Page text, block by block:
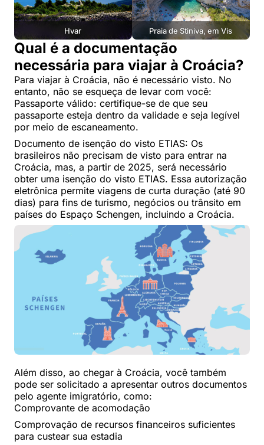
Hvar Praia de Stiniva, em Vis
Qual é a documentação
necessária para viajar à Croácia?
Para viajar à Croácia, não é necessário visto. No
entanto, não se esqueça de levar com você:
Passaporte válido: certifique-se de que seu
passaporte esteja dentro da validade e seja legível
por meio de escaneamento.
Documento de isenção do visto ETIAS: Os
brasileiros não precisam de visto para entrar na
Croácia, mas, a partir de 2025, será necessário
obter uma isenção do visto ETIAS. Essa autorização
eletrônica permite viagens de curta duração (até 90
dias) para fins de turismo, negócios ou trânsito em
países do Espaço Schengen, incluindo a Croácia.
Além disso, ao chegar à Croácia, você também
pode ser solicitado a apresentar outros documentos
pelo agente imigratório, como:
Comprovante de acomodação
Comprovação de recursos financeiros suficientes
para custear sua estadia